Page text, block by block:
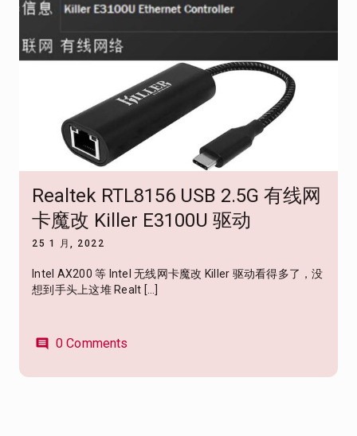
Realtek RTL8156 USB 2.5G 有线网
卡魔改 Killer E3100U 驱动
25 1 月, 2022
Intel AX200 等 Intel 无线网卡魔改 Killer 驱动看得多了，没
想到手头上这堆 Realt […]
comment 0 Comments